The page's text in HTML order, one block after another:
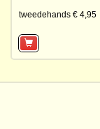
tweedehands € 4,95